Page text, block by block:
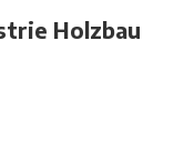
Holzbau